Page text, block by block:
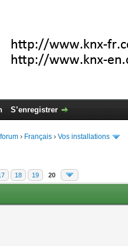
S’enregistrer
› Français ›Vos installations
18 19 20